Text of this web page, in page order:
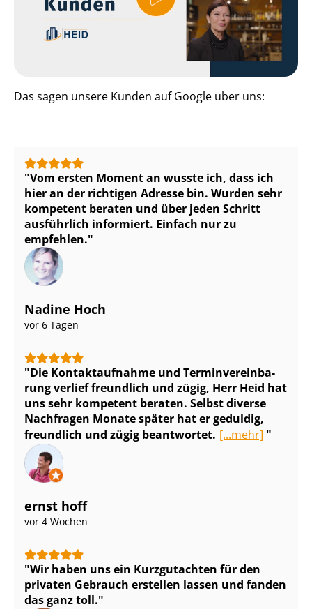
Das sagen unsere Kunden auf Google über uns:
Vom ersten Moment an wusste ich, dass ich
hier an der richtigen Adresse bin. Wurden sehr
kompetent beraten und über jeden Schritt
ausführlich informiert. Einfach nur zu
empfehlen.
Nadine Hoch
vor 6 Tagen
Die Kontaktaufnahme und Ter­min­ver­ein­ba­
rung verlief freundlich und zügig, Herr Heid hat
uns sehr kompetent beraten. Selbst diverse
Nachfragen Monate später hat er geduldig,
freundlich und zügig beantwortet. [...mehr]
ernst hoff
vor 4 Wochen
Wir haben uns ein Kurzgutachten für den
privaten Gebrauch erstellen lassen und fanden
das ganz toll.